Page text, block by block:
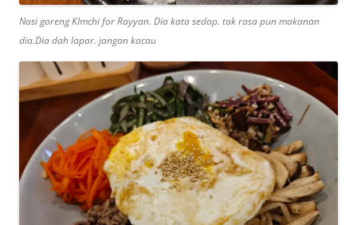
Nasi goreng KImchi for Rayyan. Dia kata sedap. tak rasa pun makanan
dia.Dia dah lapar. jangan kacau